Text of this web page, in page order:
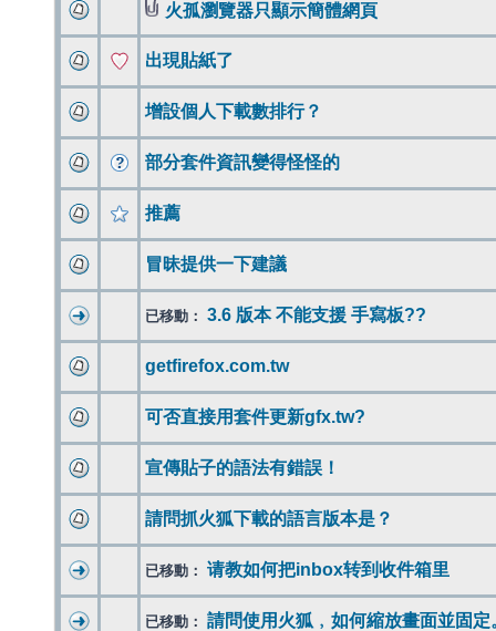
火孤瀏覽器只顯示簡體網頁
出現貼紙了
增設個人下載數排行？
部分套件資訊變得怪怪的
推薦
冒昧提供一下建議
已移動： 3.6 版本 不能支援 手寫板??
getfirefox.com.tw
可否直接用套件更新gfx.tw?
宣傳貼子的語法有錯誤！
請問抓火狐下載的語言版本是？
已移動： 请教如何把inbox转到收件箱里
已移動： 請問使用火狐﹐如何縮放畫面並固定